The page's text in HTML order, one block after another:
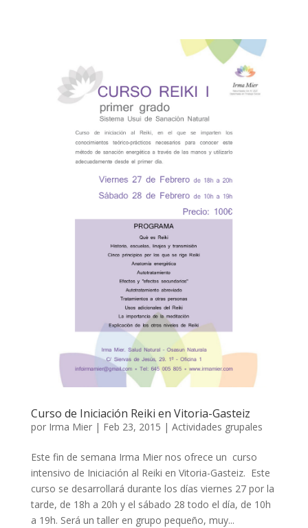
Curso de Iniciación Reiki en Vitoria-Gasteiz
por Irma Mier| Feb 23, 2015 | Actividades grupales
Este fin de semana Irma Mier nos ofrece un curso
intensivo de Iniciación al Reiki en Vitoria-Gasteiz. Este
curso se desarrollará durante los días viernes 27 por la
tarde, de 18h a 20h y el sábado 28 todo el día, de 10h
a 19h. Será un taller en grupo pequeño, muy...